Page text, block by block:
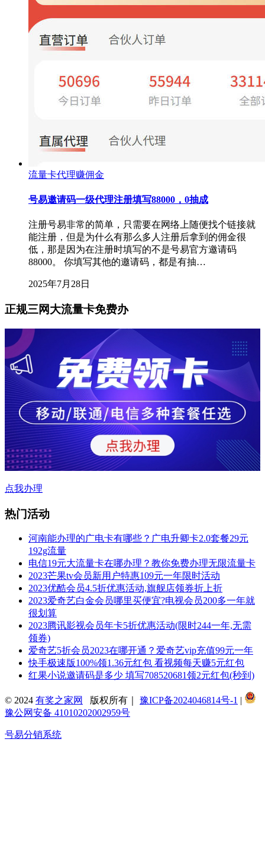
流量卡代理赚佣金
号易邀请码一级代理注册填写88000，0抽成
注册号易非常的简单，只需要在网络上随便找个链接就
能注册，但是为什么有那么多人注册后拿到的佣金很
低，那是因为在注册时填写的不是号易官方邀请码
88000。 你填写其他的邀请码，都是有抽…
2025年7月28日
正规三网大流量卡免费办
点我办理
热门活动
河南能办理的广电卡有哪些？广电升卿卡2.0套餐29元
192g流量
电信19元大流量卡在哪办理？教你免费办理无限流量卡
2023芒果tv会员新用户特惠109元一年限时活动
2023优酷会员4.5折优惠活动,旗舰店领券折上折
2023爱奇艺白金会员哪里买便宜?电视会员200多一年就
很划算
2023腾讯影视会员年卡5折优惠活动(限时244一年,无需
领券)
爱奇艺5折会员2023在哪开通？爱奇艺vip充值99元一年
快手极速版100%领1.36元红包 看视频每天赚5元红包
红果小说邀请码是多少 填写708520681领2元红包(秒到)
© 2024 有奖之家网 版权所有｜ 豫ICP备2024046814号-1 |
豫公网安备 41010202002959号
号易分销系统